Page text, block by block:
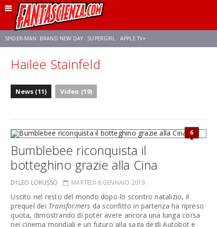
SPIDER-MAN: BRAND NEW DAY SUPERGIRL APPLE TV+
FRANCO RICCIARDIELLO ZENDAYA
Hailee Stainfeld
News (11) Video (19)
6
Bumblebee riconquista il
botteghino grazie alla Cina
DI LEO LORUSSO MARTEDÌ 8 GENNAIO 2019
Uscito nel resto del mondo dopo lo scontro natalizio, il
prequel dei Transformers da sconfitto in partenza ha ripreso
quota, dimostrando di poter avere ancora una lunga corsa
nei cinema mondiali e un futuro alla saga degli Autobot e